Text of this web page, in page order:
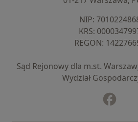
NIP:
KRS:
REGON:
Sąd Rejonowy dla m.st.
Wydział